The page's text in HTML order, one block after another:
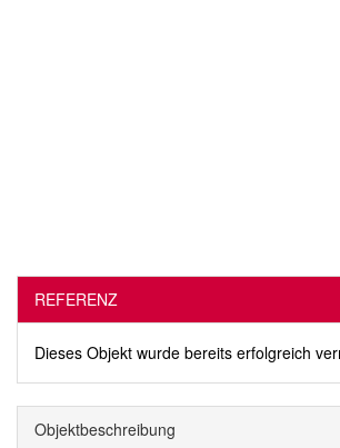
REFERENZ
Dieses Objekt wurde bereits erfolgreich
Objekt­beschreibung